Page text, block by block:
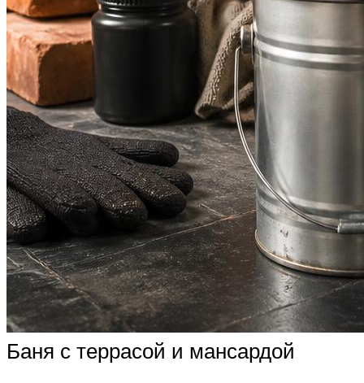
Баня с террасой и мансардой